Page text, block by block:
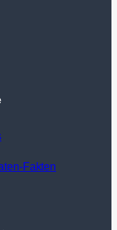
Fakten